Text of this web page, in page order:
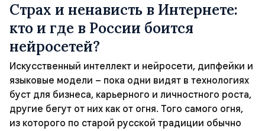
Страх и ненависть в Интернете:
кто и где в России боится
нейросетей?
Искусственный интеллект и нейросети, дипфейки и
языковые модели – пока одни видят в технологиях
буст для бизнеса, карьерного и личностного роста,
другие бегут от них как от огня. Того самого огня,
из которого по старой русской традиции обычно